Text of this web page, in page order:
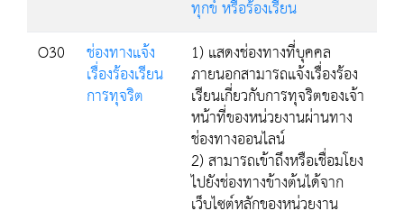
ทุกข์ หรือร้องเรียน
O30
ช่องทางแจ้ง
เรื่องร้องเรียน
การทุจริต
1) แสดงช่องทางที่บุคคล
ภายนอกสามารถแจ้งเรื่องร้อง
เรียนเกี่ยวกับการทุจริตของเจ้า
หน้าที่ของหน่วยงานผ่านทาง
ช่องทางออนไลน์
2) สามารถเข้าถึงหรือเชื่อมโยง
ไปยังช่องทางข้างต้นได้จาก
เว็บไซต์หลักของหน่วยงาน